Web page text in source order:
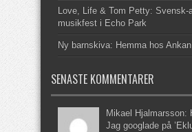
Love, Life & Tom Petty: Svensk-
musikfest i Echo Park
Ny barnskiva: Hemma hos
SENASTE KOMMENTARER
Mikael Hjalmarsson:
Jag googlade på